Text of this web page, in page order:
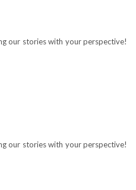
our stories with your perspective!
our stories with your perspective!